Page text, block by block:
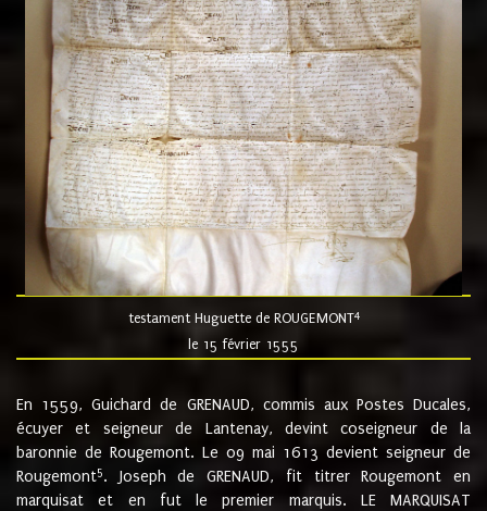
testament Huguette de ROUGEMONT4
le 15 février 1555
En 1559, Guichard de GRENAUD, commis aux Postes Ducales,
écuyer et seigneur de Lantenay, devint coseigneur de la
baronnie de Rougemont. Le 09 mai 1613 devient seigneur de
Rougemont5. Joseph de GRENAUD, fit titrer Rougemont en
marquisat et en fut le premier marquis. LE MARQUISAT